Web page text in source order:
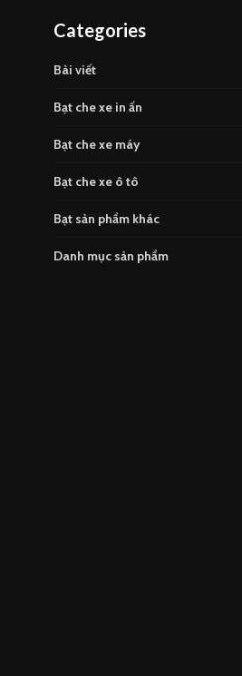
Categories
Bài viết
Bạt che xe in ấn
Bạt che xe máy
Bạt che xe ô tô
Bạt sản phẩm khác
Danh mục sản phẩm